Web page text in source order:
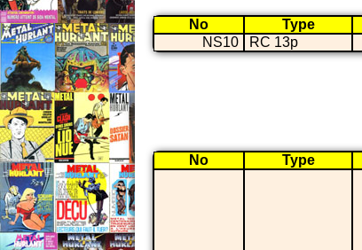
No Type
NS10
RC 13p
No Type